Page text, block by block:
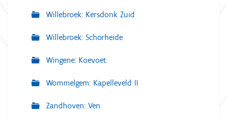
Willebroek: Kersdonk Zuid
Willebroek: Schorheide
Wingene: Koevoet
Wommelgem: Kapelleveld II
Zandhoven: Ven